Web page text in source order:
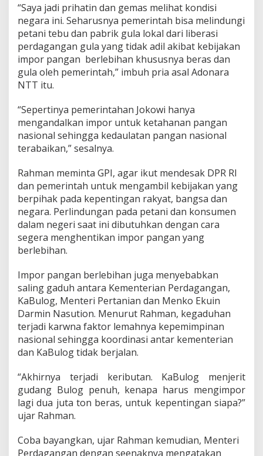
“Saya jadi prihatin dan gemas melihat kondisi
negara ini. Seharusnya pemerintah bisa melindungi
petani tebu dan pabrik gula lokal dari liberasi
perdagangan gula yang tidak adil akibat kebijakan
impor pangan berlebihan khususnya beras dan
gula oleh pemerintah,” imbuh pria asal Adonara
NTT itu.
“Sepertinya pemerintahan Jokowi hanya
mengandalkan impor untuk ketahanan pangan
nasional sehingga kedaulatan pangan nasional
terabaikan,” sesalnya.
Rahman meminta GPI, agar ikut mendesak DPR RI
dan pemerintah untuk mengambil kebijakan yang
berpihak pada kepentingan rakyat, bangsa dan
negara. Perlindungan pada petani dan konsumen
dalam negeri saat ini dibutuhkan dengan cara
segera menghentikan impor pangan yang
berlebihan.
Impor pangan berlebihan juga menyebabkan
saling gaduh antara Kementerian Perdagangan,
KaBulog, Menteri Pertanian dan Menko Ekuin
Darmin Nasution. Menurut Rahman, kegaduhan
terjadi karwna faktor lemahnya kepemimpinan
nasional sehingga koordinasi antar kementerian
dan KaBulog tidak berjalan.
“Akhirnya terjadi keributan. KaBulog menjerit
gudang Bulog penuh, kenapa harus mengimpor
lagi dua juta ton beras, untuk kepentingan siapa?”
ujar Rahman.
Coba bayangkan, ujar Rahman kemudian, Menteri
Perdagangan dengan seenaknya mengatakan